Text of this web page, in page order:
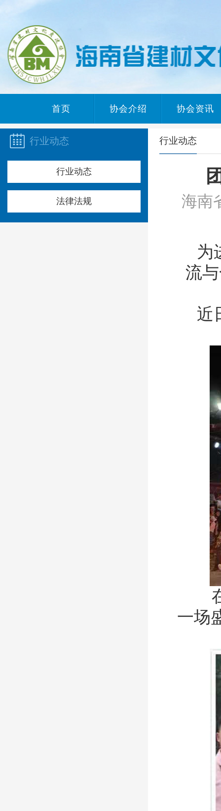
首页 协会介绍 协会资讯
行业动态
行业动态
法律法规
行业动态
海南
为
流
近
在
一场